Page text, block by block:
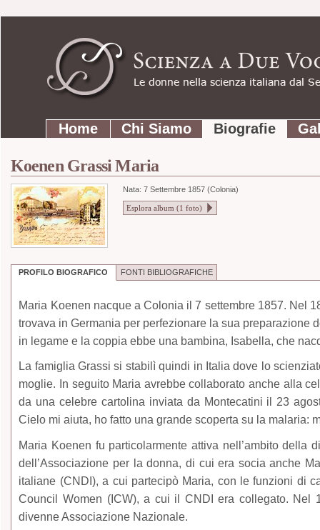
contenuti.
Strumenti
personali
SezioniHome Chi Siamo Biografie
Koenen Grassi Maria
Nata:7 Settembre 1857 (Colonia)
Esplora album (1 foto)
PROFILO BIOGRAFICO FONTI BIBLIOGRAFICHE
Maria Koenen nacque a Colonia il 7 settembre 1857. Nel
trovava in Germania per perfezionare la sua preparazione
in legame e la coppia ebbe una bambina, Isabella, che
La famiglia Grassi si stabilì quindi in Italia dove lo
moglie. In seguito Maria avrebbe collaborato anche alla
da una celebre cartolina inviata da Montecatini il 23
Cielo mi aiuta, ho fatto una grande scoperta su la malaria:
Maria Koenen fu particolarmente attiva nell’ambito
dell’Associazione per la donna, di cui era socia anche
italiane (CNDI), a cui partecipò Maria, con le funzioni di
Council Women (ICW), a cui il CNDI era collegato. Nel
divenne Associazione Nazionale.